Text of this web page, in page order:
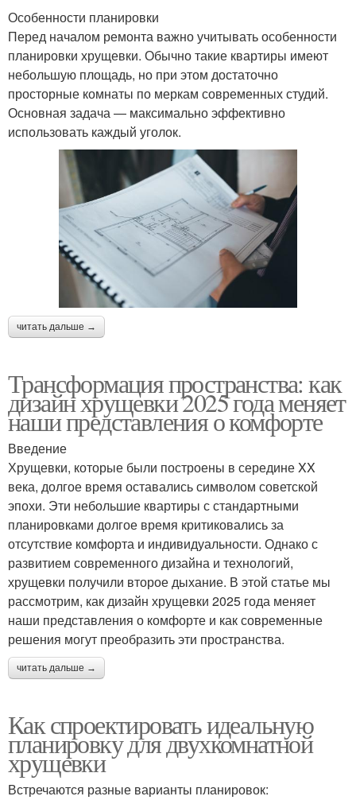
Особенности планировки
Перед началом ремонта важно учитывать особенности
планировки хрущевки. Обычно такие квартиры имеют
небольшую площадь, но при этом достаточно
просторные комнаты по меркам современных студий.
Основная задача — максимально эффективно
использовать каждый уголок.
читать дальше →
Трансформация пространства: как
дизайн хрущевки 2025 года меняет
наши представления о комфорте
Введение
Хрущевки, которые были построены в середине XX
века, долгое время оставались символом советской
эпохи. Эти небольшие квартиры с стандартными
планировками долгое время критиковались за
отсутствие комфорта и индивидуальности. Однако с
развитием современного дизайна и технологий,
хрущевки получили второе дыхание. В этой статье мы
рассмотрим, как дизайн хрущевки 2025 года меняет
наши представления о комфорте и как современные
решения могут преобразить эти пространства.
читать дальше →
Как спроектировать идеальную
планировку для двухкомнатной
хрущевки
Встречаются разные варианты планировок: